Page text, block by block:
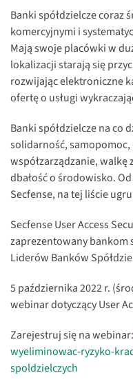
Banki spółdzielcze coraz
komercyjnymi i
Mają swoje placówki w
lokalizacji starają się
rozwijając elektroniczne
ofertę o usługi
Banki spółdzielcze na co
solidarność,
współzarządzanie,
dbałość o środowisko.
Secfense, na tej liście
Secfense User Access
zaprezentowany bankom
Liderów Banków
5 października 2022 r.
webinar dotyczący User
Zarejestruj się na webinar:
wyeliminowac-ryzyko-
spoldzielczych